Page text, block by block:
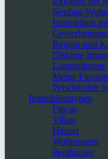
Neubau-
Immobilien
Region-und
Diskrete
Langzeitmiete
Meine
Persönlicher
Immobilientypen
Fincas
Villen
Häuser
Wohnungen
Penthäuser